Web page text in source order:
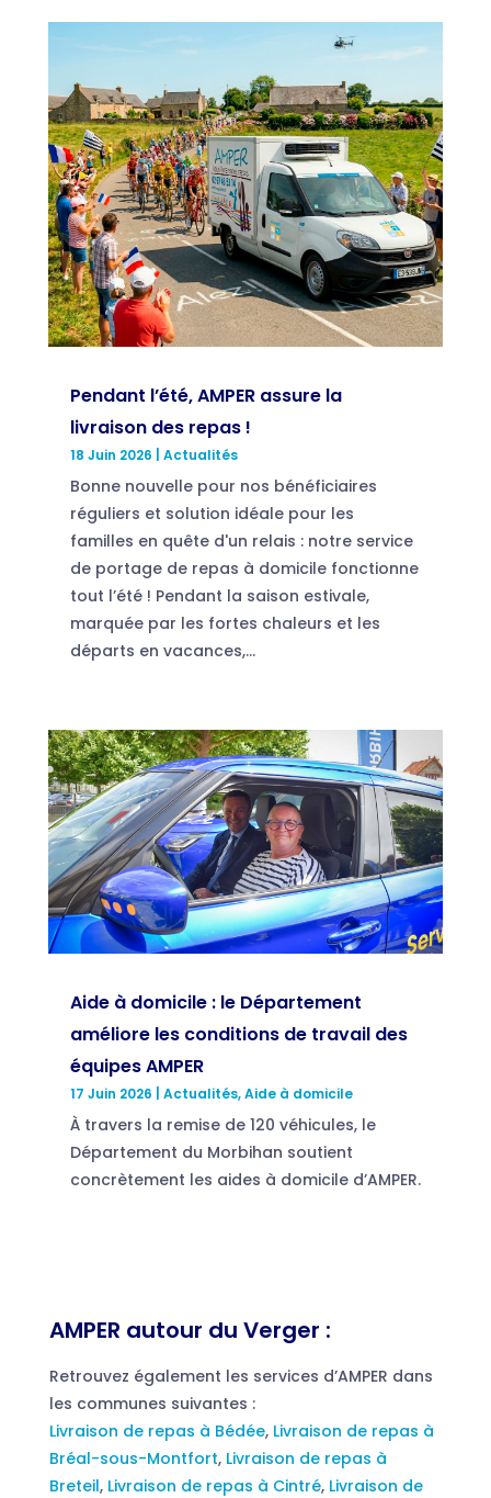
Pendant l’été, AMPER assure la
livraison des repas !
18 Juin 2026 Actualités
Bonne nouvelle pour nos bénéficiaires
réguliers et solution idéale pour les
familles en quête d'un relais : notre service
de portage de repas à domicile fonctionne
tout l’été ! Pendant la saison estivale,
marquée par les fortes chaleurs et les
départs en vacances,...
Aide à domicile : le Département
améliore les conditions de travail des
équipes AMPER
17 Juin 2026 Actualités,Aide à domicile
À travers la remise de 120 véhicules, le
Département du Morbihan soutient
concrètement les aides à domicile d’AMPER.
AMPER autour du Verger :
Retrouvez également les services d’AMPER dans
les communes suivantes :
Livraison de repas à Bédée, Livraison de repas à
Bréal-sous-Montfort, Livraison de repas à
Breteil, Livraison de repas à Cintré, Livraison de